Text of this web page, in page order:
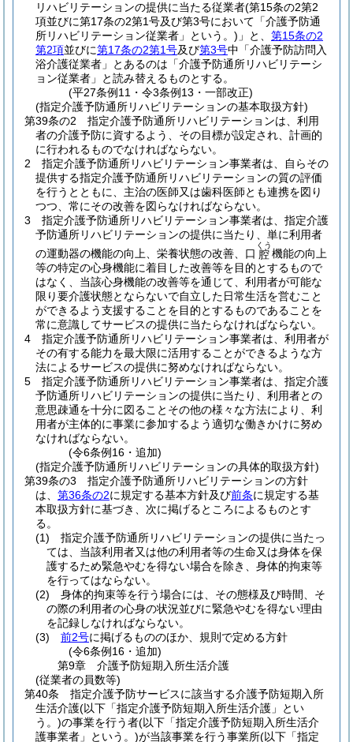
リハビリテーションの提供に当たる従業者(第15条の2第2
項並びに第17条の2第1号及び第3号において「介護予防通
所リハビリテーション従業者」という。) 」と、 第15条の2
第2項並びに第17条の2第1号及び第3号中「介護予防訪問入
浴介護従業者」とあるのは「介護予防通所リハビリテーシ
ョン従業者」と読み替えるものとする。
(平27条例11・令3条例13・一部改正)
(指定介護予防通所リハビリテーションの基本取扱方針)
第39条の2
指定介護予防通所リハビリテーションは、利用
者の介護予防に資するよう、その目標が設定され、計画的
に行われるものでなければならない。
2
指定介護予防通所リハビリテーション事業者は、自らその
提供する指定介護予防通所リハビリテーションの質の評価
を行うとともに、主治の医師又は歯科医師とも連携を図り
つつ、常にその改善を図らなければならない。
3
指定介護予防通所リハビリテーション事業者は、指定介護
予防通所リハビリテーションの提供に当たり、単に利用者
の運動器の機能の向上、栄養状態の改善、口 腔
くう
機能の向上
等の特定の心身機能に着目した改善等を目的とするもので
はなく、当該心身機能の改善等を通じて、利用者が可能な
限り要介護状態とならないで自立した日常生活を営むこと
ができるよう支援することを目的とするものであることを
常に意識してサービスの提供に当たらなければならない。
4
指定介護予防通所リハビリテーション事業者は、利用者が
その有する能力を最大限に活用することができるような方
法によるサービスの提供に努めなければならない。
5
指定介護予防通所リハビリテーション事業者は、指定介護
予防通所リハビリテーションの提供に当たり、利用者との
意思疎通を十分に図ることその他の様々な方法により、利
用者が主体的に事業に参加するよう適切な働きかけに努め
なければならない。
(令6条例16・追加)
(指定介護予防通所リハビリテーションの具体的取扱方針)
第39条の3
指定介護予防通所リハビリテーションの方針
は、 第36条の2に規定する基本方針及び前条に規定する基
本取扱方針に基づき、次に掲げるところによるものとす
る。
(1)
指定介護予防通所リハビリテーションの提供に当たっ
ては、当該利用者又は他の利用者等の生命又は身体を保
護するため緊急やむを得ない場合を除き、身体的拘束等
を行ってはならない。
(2)
身体的拘束等を行う場合には、その態様及び時間、そ
の際の利用者の心身の状況並びに緊急やむを得ない理由
を記録しなければならない。
(3)
前2号に掲げるもののほか、規則で定める方針
(令6条例16・追加)
第9章
介護予防短期入所生活介護
(従業者の員数等)
第40条
指定介護予防サービスに該当する介護予防短期入所
生活介護(以下「指定介護予防短期入所生活介護」とい
う。)の事業を行う者(以下「指定介護予防短期入所生活介
護事業者」という。)が当該事業を行う事業所(以下「指定